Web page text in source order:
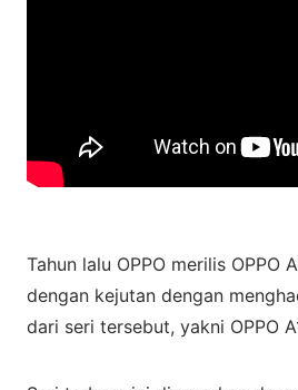
Tahun lalu OPPO merilis OPPO
dengan kejutan dengan
dari seri tersebut, yakni OPPO